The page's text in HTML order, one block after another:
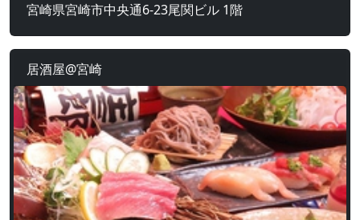
宮崎県宮崎市中央通6-23尾関ビル 1階
居酒屋@宮崎